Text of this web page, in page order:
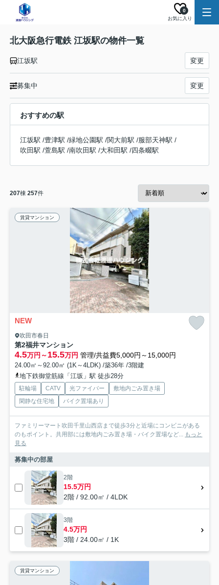
お気に入り
0
北大阪急行電鉄 江坂駅の物件一覧
江坂駅 変更
募集中 変更
おすすめの駅
江坂駅 /豊津駅 /緑地公園駅 /関大前駅 /服部天神駅 /
吹田駅 /萱島駅 /南吹田駅 /大和田駅 /四条畷駅
207棟 257件
賃貸マンション
NEW
吹田市春日
第2福井マンション
4.5万円～15.5万円 管理/共益費5,000円～15,000円
24.00㎡～92.00㎡ (1K～4LDK) /築36年 /3階建
地下鉄御堂筋線「江坂」駅 徒歩28分
駐輪場 CATV 光ファイバー
敷地内ごみ置き場
閑静な住宅地
バイク置場あり
ファミリーマート吹田千里山西店まで徒歩3分と近場にコンビニがある
のもポイント。共用部には敷地内ごみ置き場・バイク置場など... もっと
見る
募集中の部屋
2階
15.5万円
2階 / 92.00㎡ / 4LDK
3階
4.5万円
3階 / 24.00㎡ / 1K
賃貸マンション